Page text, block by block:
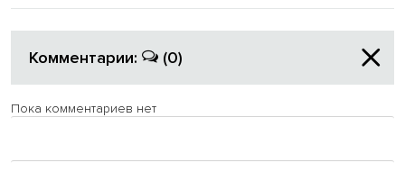
Комментарии: (0)
Пока комментариев нет